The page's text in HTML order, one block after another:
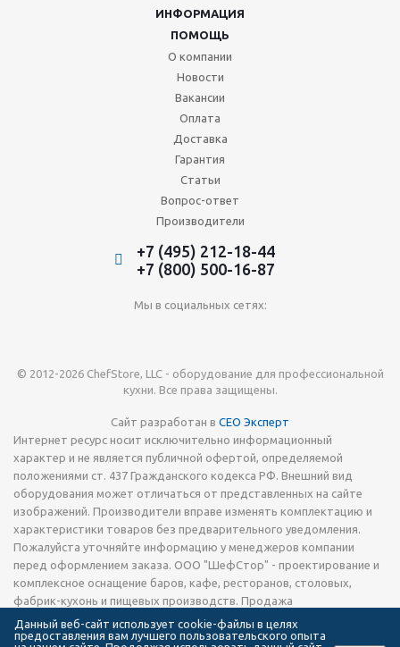
ИНФОРМАЦИЯ
ПОМОЩЬ
О компании
Новости
Вакансии
Оплата
Доставка
Гарантия
Статьи
Вопрос-ответ
Производители
+7 (495) 212-18-44
+7 (800) 500-16-87
Мы в социальных сетях:
© 2012-2026 ChefStore, LLC - оборудование для профессиональной
кухни. Все права защищены.
Сайт разработан в СЕО Эксперт
Интернет ресурс носит исключительно информационный
характер и не является публичной офертой, определяемой
положениями ст. 437 Гражданского кодекса РФ. Внешний вид
оборудования может отличаться от представленных на сайте
изображений. Производители вправе изменять комплектацию и
характеристики товаров без предварительного уведомления.
Пожалуйста уточняйте информацию у менеджеров компании
перед оформлением заказа. ООО "ШефСтор" - проектирование и
комплексное оснащение баров, кафе, ресторанов, столовых,
фабрик-кухонь и пищевых производств. Продажа
технологического теплового, холодильного и
электромеханического оборудования, запчастей, кухонной посуды
Данный веб-сайт использует cookie-файлы в целях
предоставления вам лучшего пользовательского опыта